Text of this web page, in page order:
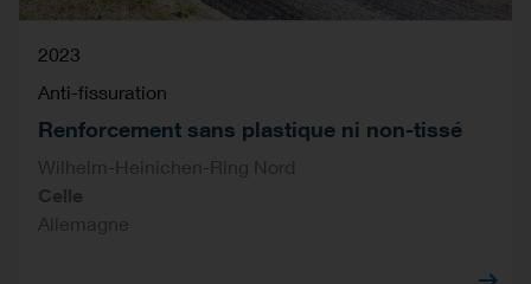
2023
Anti-fissuration
Renforcement sans plastique ni non-tissé
Wilhelm-Heinichen-Ring Nord
Celle
Allemagne